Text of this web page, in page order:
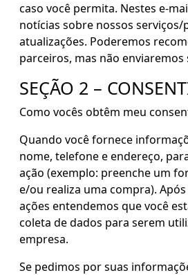
caso você permita. Nestes e-
notícias sobre nossos
atualizações. Poderemos
parceiros, mas não enviaremos
SEÇÃO 2 –
Como vocês obtêm meu
Quando você fornece
nome, telefone e endereço,
ação (exemplo: preenche um
e/ou realiza uma compra).
ações entendemos que você
coleta de dados para serem
empresa.
Se pedimos por suas